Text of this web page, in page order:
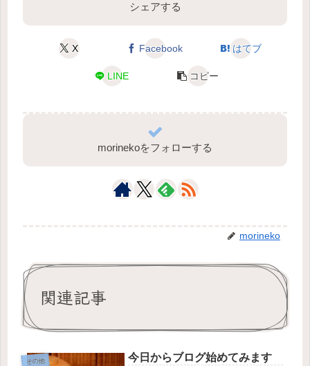
シェアする
X Facebook はてブ
LINE コピー
morinekoをフォローする
morineko
関連記事
その他 今日からブログ始めてみます